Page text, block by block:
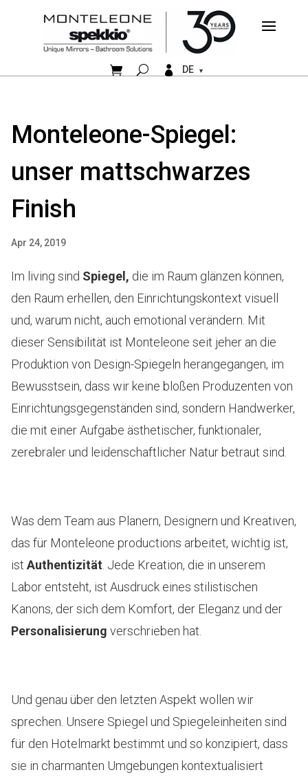
  DE
Monteleone-Spiegel:
unser mattschwarzes
Finish
Apr 24, 2019
Im living sind Spiegel, die im Raum glänzen können,
den Raum erhellen, den Einrichtungskontext visuell
und, warum nicht, auch emotional verändern. Mit
dieser Sensibilität ist Monteleone seit jeher an die
Produktion von Design-Spiegeln herangegangen, im
Bewusstsein, dass wir keine bloßen Produzenten von
Einrichtungsgegenständen sind, sondern Handwerker,
die mit einer Aufgabe ästhetischer, funktionaler,
zerebraler und leidenschaftlicher Natur betraut sind.
Was dem Team aus Planern, Designern und Kreativen,
das für Monteleone productions arbeitet, wichtig ist,
ist Authentizität . Jede Kreation, die in unserem
Labor entsteht, ist Ausdruck eines stilistischen
Kanons, der sich dem Komfort, der Eleganz und der
Personalisierung verschrieben hat.
Und genau über den letzten Aspekt wollen wir
sprechen. Unsere Spiegel und Spiegeleinheiten sind
für den Hotelmarkt bestimmt und so konzipiert, dass
sie in charmanten Umgebungen kontextualisiert